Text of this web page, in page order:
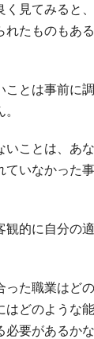
く見てみると
れたものもあ
ことは事前に
いことは、あ
ていなかった
観的に自分の
った職業はど
はどのような
必要があるか